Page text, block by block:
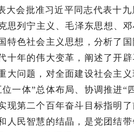
大会批准习近平同志代表十
思列宁主义、毛泽东思想、
特色社会主义思想，分析了
十年的伟大变革，阐述了开
大问题，对全面建设社会主
一体”总体布局、协调推进“
现第二个百年奋斗目标指明
人民智慧的结晶，是党团结